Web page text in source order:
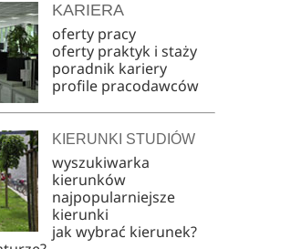
KARIERA
oferty pracy
oferty praktyk i staży
poradnik kariery
profile pracodawców
KIERUNKI STUDIÓW
wyszukiwarka
kierunków
najpopularniejsze
kierunki
jak wybrać kierunek?